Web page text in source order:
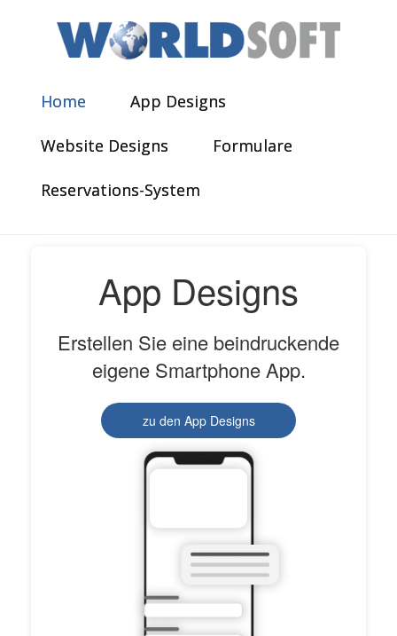
Home App Designs
Website Designs Formulare
Reservations-System
App Designs
Erstellen Sie eine beindruckende
eigene Smartphone App.
zu den App Designs